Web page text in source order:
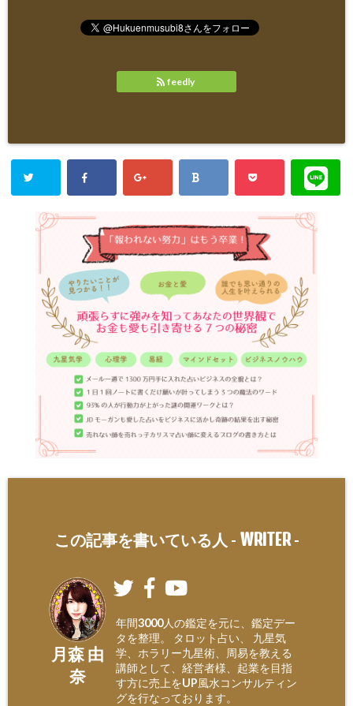
feedly
この記事を書いている人 - WRITER-
月森 由
奈
年間3000人の鑑定を元に、鑑定デー
タを整理。 タロット占い、 九星気
学、ホラリー九星術、周易を教える
講師として、経営者様、起業を目指
す方に売上をUP風水コンサルティン
グを行なっております。